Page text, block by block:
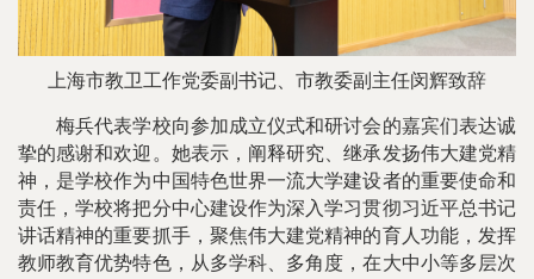
上海市教卫工作党委副书记、市教委副主任闵辉致辞
梅兵代表学校向参加成立仪式和研讨会的嘉宾们表达诚
挚的感谢和欢迎。她表示，阐释研究、继承发扬伟大建党精
神，是学校作为中国特色世界一流大学建设者的重要使命和
责任，学校将把分中心建设作为深入学习贯彻习近平总书记
讲话精神的重要抓手，聚焦伟大建党精神的育人功能，发挥
教师教育优势特色，从多学科、多角度，在大中小等多层次